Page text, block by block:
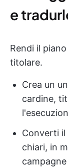
e
Rendi il
titolare.
Crea un
cardine,
Converti
chiari, in